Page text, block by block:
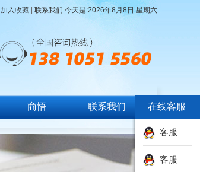
加入收藏 联系我们 今天是:2026年8月8日 星期六
商悟 联系我们 在线客服
客服
客服